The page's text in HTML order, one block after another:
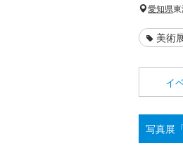
愛知県
美術
イ
写真展